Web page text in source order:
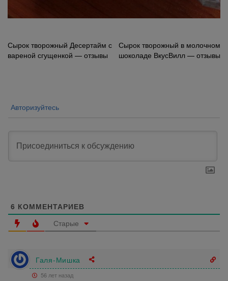
Навигация
по
Сырок творожный Десертайм с
вареной сгущенкой — отзывы
Сырок творожный в молочном
шоколаде ВкусВилл — отзывы
Авторизуйтесь
6 КОММЕНТАРИЕВ
Старые
Галя-Мишка
56 лет назад